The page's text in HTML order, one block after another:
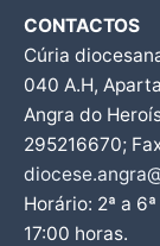
CONTACTOS
Cúria
040 A.H,
Angra do
295216670;
Horário: 2ª a
17:00 horas.